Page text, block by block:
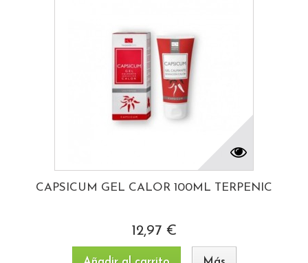
CAPSICUM GEL CALOR 100ML TERPENIC
12,97 €